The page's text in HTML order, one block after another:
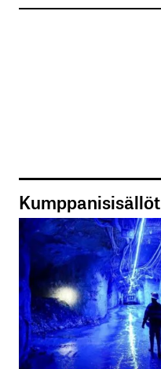
Kumppanisisällöt